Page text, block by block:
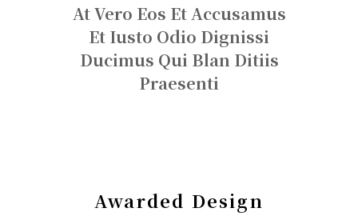
At Vero Eos Et Accusamus
Et Iusto Odio Dignissi
Ducimus Qui Blan Ditiis
Praesenti
Awarded Design